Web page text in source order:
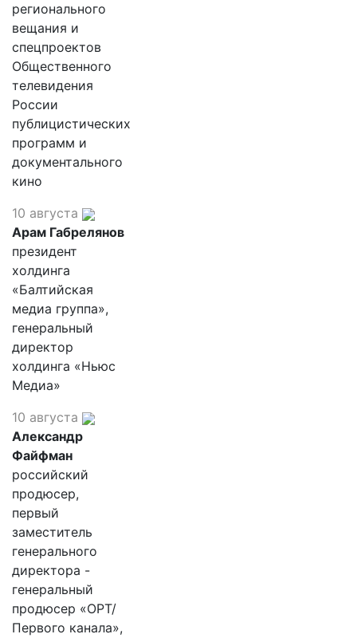
регионального
вещания и
спецпроектов
Общественного
телевидения
России
публицистических
программ и
документального
кино
10 августа
Арам Габрелянов
президент
холдинга
«Балтийская
медиа группа»,
генеральный
директор
холдинга «Ньюс
Медиа»
10 августа
Александр
Файфман
российский
продюсер,
первый
заместитель
генерального
директора -
генеральный
продюсер «ОРТ/
Первого канала»,